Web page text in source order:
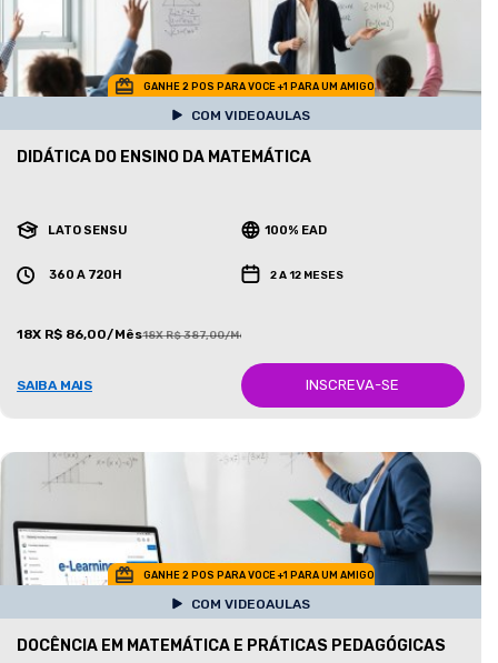
GANHE 2 POS PARA VOCE +1 PARA UM AMIGO
COM VIDEOAULAS
DIDÁTICA DO ENSINO DA MATEMÁTICA
LATO SENSU 100% EAD
360 A 720H 2 A 12 MESES
18X R$ 86,00/Mês18X R$ 387,00/Mês
SAIBA MAIS INSCREVA-SE
GANHE 2 POS PARA VOCE +1 PARA UM AMIGO
COM VIDEOAULAS
DOCÊNCIA EM MATEMÁTICA E PRÁTICAS PEDAGÓGICAS